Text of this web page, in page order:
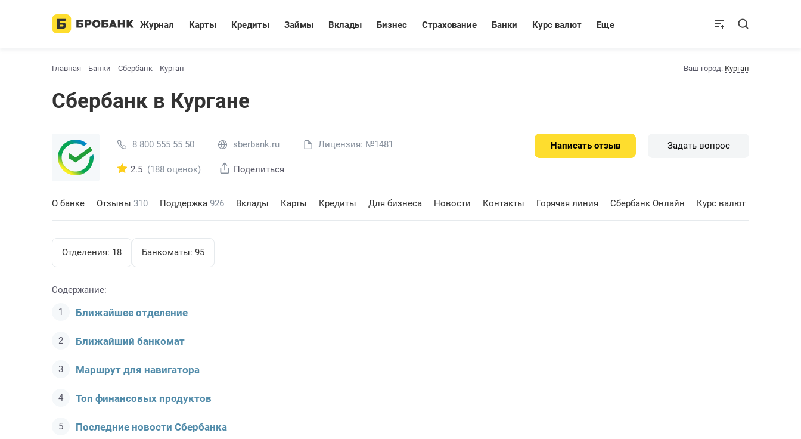
Журнал Карты Кредиты Займы Вклады Бизнес Страхование Банки Курс валют Еще
Главная Банки Сбербанк Курган Ваш город: Курган
Сбербанк в Кургане
8 800 555 55 50 sberbank.ru Лицензия: №1481
2.5 (188 оценок) Поделиться
Написать отзыв Задать вопрос
О банке Отзывы 310 Поддержка 926 Вклады Карты Кредиты Для бизнеса Новости Контакты Горячая линия Сбербанк Онлайн Курс валют
Отделения: 18 Банкоматы: 95
Содержание:
Ближайшее отделение
Ближайший банкомат
Маршрут для навигатора
Топ финансовых продуктов
Последние новости Сбербанкa